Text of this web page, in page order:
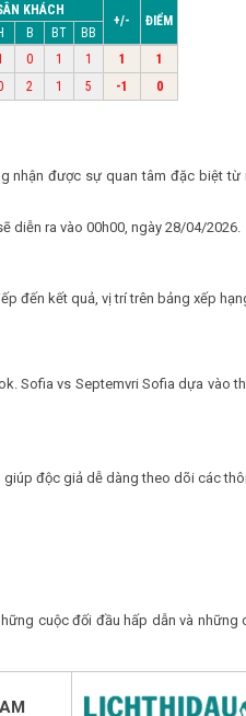
KHÁCH
+/- ĐIỂM
B BT
BB
0 1 1 1
1
2 1 5 -1 0
nhận được sự quan tâm đặc biệt
diễn ra vào 00h00, ngày 28/04/2026.
đến kết quả, vị trí trên bảng xếp
Sofia vs Septemvri Sofia dựa vào
độc giả dễ dàng theo dõi các
cuộc đối đầu hấp dẫn và những